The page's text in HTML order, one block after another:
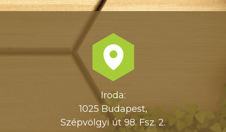
Iroda:
1025 Budapest,
Szépvölgyi út 98. Fsz. 2.